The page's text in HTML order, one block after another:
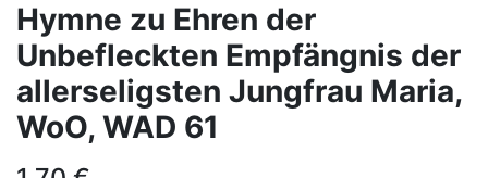
Hymne zu Ehren der
Unbefleckten Empfängnis der
allerseligsten Jungfrau Maria,
WoO, WAD 61